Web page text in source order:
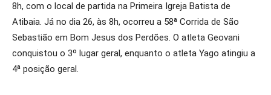
8h, com o local de partida na Primeira Igreja Batista de
Atibaia. Já no dia 26, às 8h, ocorreu a 58ª Corrida de São
Sebastião em Bom Jesus dos Perdões. O atleta Geovani
conquistou o 3º lugar geral, enquanto o atleta Yago atingiu a
4ª posição geral.